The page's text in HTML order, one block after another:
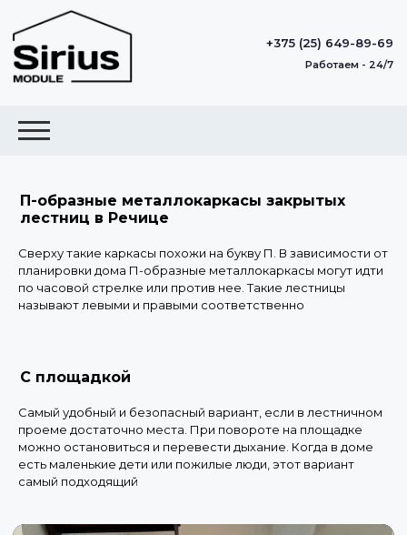
+375 (25) 649-89-69
Работаем - 24/7
П-образные металлокаркасы закрытых
лестниц в Речице
Сверху такие каркасы похожи на букву П. В зависимости от
планировки дома П-образные металлокаркасы могут идти
по часовой стрелке или против нее. Такие лестницы
называют левыми и правыми соответственно
С площадкой
Самый удобный и безопасный вариант, если в лестничном
проеме достаточно места. При повороте на площадке
можно остановиться и перевести дыхание. Когда в доме
есть маленькие дети или пожилые люди, этот вариант
самый подходящий